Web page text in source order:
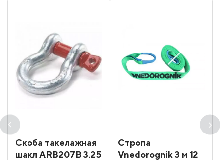
Скоба такелажная
шакл ARB207B 3.25
Стропа
Vnedorognik 3 м 12